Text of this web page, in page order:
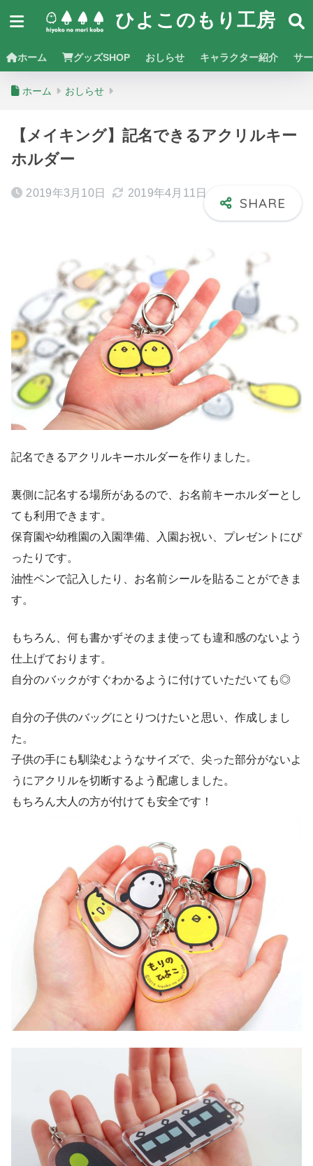
ひよこのもり工房
ホーム グッズSHOP おしらせ キャラクター紹介 サ
ホーム おしらせ
【メイキング】記名できるアクリルキー
ホルダー
2019年3月10日 2019年4月11日
記名できるアクリルキーホルダーを作りました。
裏側に記名する場所があるので、お名前キーホルダーとし
ても利用できます。
保育園や幼稚園の入園準備、入園お祝い、プレゼントにぴ
ったりです。
油性ペンで記入したり、お名前シールを貼ることができま
す。
もちろん、何も書かずそのまま使っても違和感のないよう
仕上げております。
自分のバックがすぐわかるように付けていただいても◎
自分の子供のバッグにとりつけたいと思い、作成しまし
た。
子供の手にも馴染むようなサイズで、尖った部分がないよ
うにアクリルを切断するよう配慮しました。
もちろん大人の方が付けても安全です！